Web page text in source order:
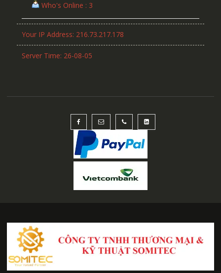
Who's Online : 3
Your IP Address: 216.73.217.178
Server Time: 26-08-05